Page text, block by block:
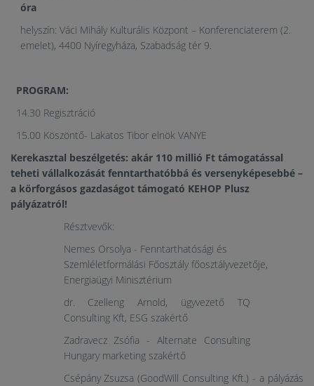
óra
helyszín: Váci Mihály Kulturális Központ – Konferenciaterem (2.
emelet), 4400 Nyíregyháza, Szabadság tér 9.
PROGRAM:
14.30 Regisztráció
15.00 Köszöntő- Lakatos Tibor elnök VANYE
Kerekasztal beszélgetés: akár 110 millió Ft támogatással
teheti vállalkozását fenntarthatóbbá és versenyképesebbé –
a körforgásos gazdaságot támogató KEHOP Plusz
pályázatról!
Résztvevők:
Nemes Orsolya - Fenntarthatósági és
Szemléletformálási Főosztály főosztályvezetője,
Energiaügyi Minisztérium
dr. Czelleng Arnold, ügyvezető TQ
Consulting Kft, ESG szakértő
Zadravecz Zsófia - Alternate Consulting
Hungary marketing szakértő
Csépány Zsuzsa (GoodWill Consulting Kft.) - a pályázás